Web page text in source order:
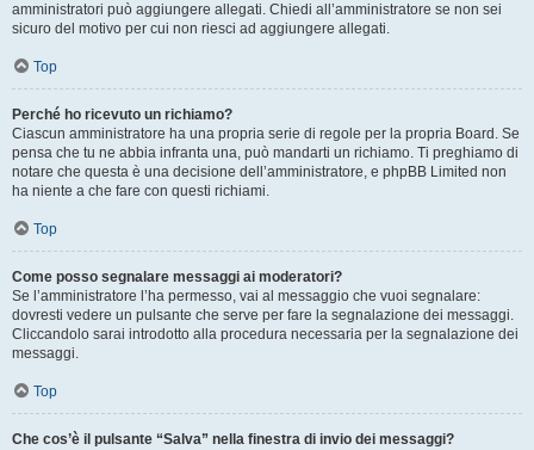
amministratori può aggiungere allegati. Chiedi all’amministratore se non sei
sicuro del motivo per cui non riesci ad aggiungere allegati.
Top
Perché ho ricevuto un richiamo?
Ciascun amministratore ha una propria serie di regole per la propria Board. Se
pensa che tu ne abbia infranta una, può mandarti un richiamo. Ti preghiamo di
notare che questa è una decisione dell’amministratore, e phpBB Limited non
ha niente a che fare con questi richiami.
Top
Come posso segnalare messaggi ai moderatori?
Se l’amministratore l’ha permesso, vai al messaggio che vuoi segnalare:
dovresti vedere un pulsante che serve per fare la segnalazione dei messaggi.
Cliccandolo sarai introdotto alla procedura necessaria per la segnalazione dei
messaggi.
Top
Che cos’è il pulsante “Salva” nella finestra di invio dei messaggi?